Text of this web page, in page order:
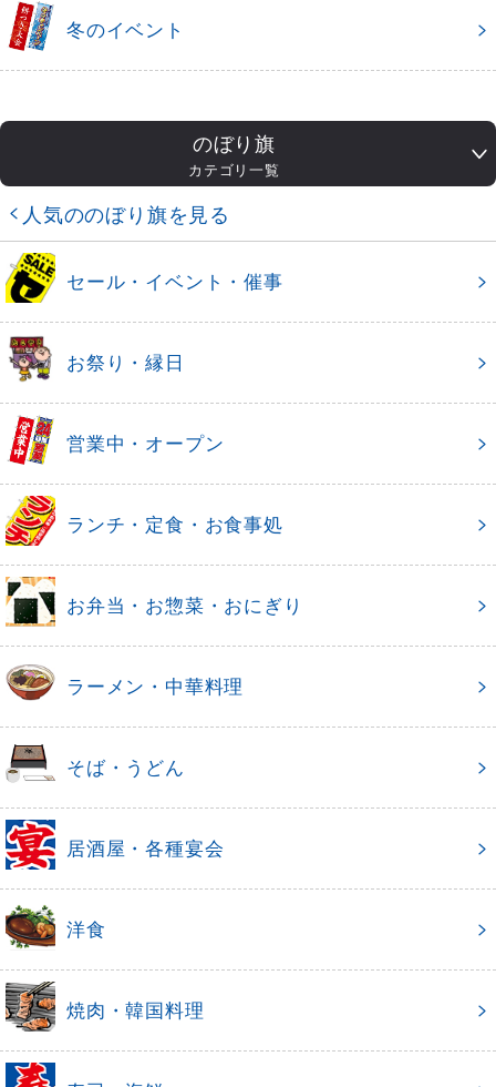
冬のイベント
のぼり旗
カテゴリ一覧
人気ののぼり旗を見る
セール・イベント・催事
お祭り・縁日
営業中・オープン
ランチ・定食・お食事処
お弁当・お惣菜・おにぎり
ラーメン・中華料理
そば・うどん
居酒屋・各種宴会
洋食
焼肉・韓国料理